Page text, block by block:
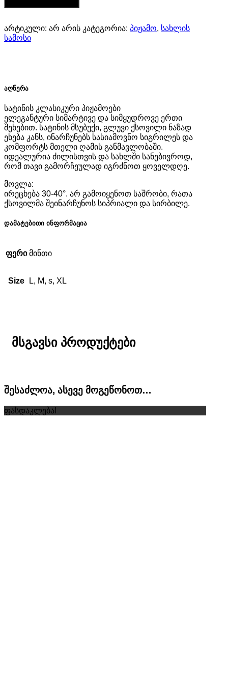
ცისფერი
-
შორტი
არტიკული: არ არის კატეგორია: პიჟამო, სახლის
სამოსი
აღწერა
სატინის კლასიკური პიჟამოები
ელეგანტური სიმარტივე და სიმყუდროვე ერთი
შეხებით. სატინის მსუბუქი, გლუვი ქსოვილი ნაზად
ეხება კანს, ინარჩუნებს სასიამოვნო სიგრილეს და
კომფორტს მთელი ღამის განმავლობაში.
იდეალურია ძილისთვის და სახლში სანებივროდ,
რომ თავი გამორჩეულად იგრძნოთ ყოველდღე.
მოვლა:
ირეცხება 30-40°. არ გამოიყენოთ საშრობი, რათა
ქსოვილმა შეინარჩუნოს სიპრიალი და სირბილე.
დამატებითი ინფორმაცია
ფერი მინთი
Size L, M, s, XL
მსგავსი პროდუქტები
შესაძლოა, ასევე მოგეწონოთ…
ფასდაკლება!